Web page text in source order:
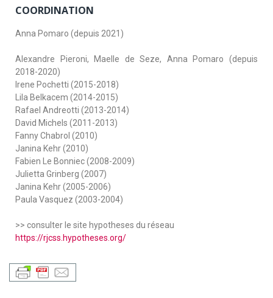
COORDINATION
Anna Pomaro (depuis 2021)
Alexandre Pieroni, Maelle de Seze, Anna Pomaro (depuis
2018-2020)
Irene Pochetti (2015-2018)
Lila Belkacem (2014-2015)
Rafael Andreotti (2013-2014)
David Michels (2011-2013)
Fanny Chabrol (2010)
Janina Kehr (2010)
Fabien Le Bonniec (2008-2009)
Julietta Grinberg (2007)
Janina Kehr (2005-2006)
Paula Vasquez (2003-2004)
>> consulter le site hypotheses du réseau
https://rjcss.hypotheses.org/